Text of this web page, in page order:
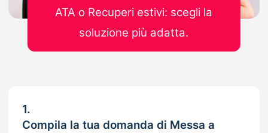
1.
Compila la tua domanda di Messa a
ATA o Recuperi estivi: scegli la
soluzione più adatta.